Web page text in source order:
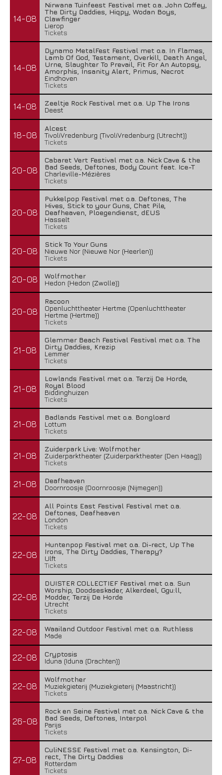
14-08
Nirwana Tuinfeest Festival met o.a. John Coffey,
The Dirty Daddies, Hiqpy, Wodan Boys,
Clawfinger
Lierop
Tickets
14-08
Dynamo MetalFest Festival met o.a. In Flames,
Lamb Of God, Testament, Overkill, Death Angel,
Urne, Slaughter To Prevail, Fit For An Autopsy,
Amorphis, Insanity Alert, Primus, Necrot
Eindhoven
Tickets
14-08
Zeeltje Rock Festival met o.a. Up The Irons
Deest
18-08
Alcest
TivoliVredenburg (TivoliVredenburg (Utrecht))
Tickets
20-08
Cabaret Vert Festival met o.a. Nick Cave & the
Bad Seeds, Deftones, Body Count feat. Ice-T
Charleville-Mézières
Tickets
20-08
Pukkelpop Festival met o.a. Deftones, The
Hives, Stick to your Guns, Chat Pile,
Deafheaven, Ploegendienst, dEUS
Hasselt
Tickets
20-08
Stick To Your Guns
Nieuwe Nor (Nieuwe Nor (Heerlen))
Tickets
20-08
Wolfmother
Hedon (Hedon (Zwolle))
20-08
Racoon
Openluchttheater Hertme (Openluchttheater
Hertme (Hertme))
Tickets
21-08
Glemmer Beach Festival Festival met o.a. The
Dirty Daddies, Krezip
Lemmer
Tickets
21-08
Lowlands Festival met o.a. Terzij De Horde,
Royal Blood
Biddinghuizen
Tickets
21-08
Badlands Festival met o.a. Bongloard
Lottum
Tickets
21-08
Zuiderpark Live: Wolfmother
Zuiderparktheater (Zuiderparktheater (Den Haag))
Tickets
21-08
Deafheaven
Doornroosje (Doornroosje (Nijmegen))
22-08
All Points East Festival Festival met o.a.
Deftones, Deafheaven
London
Tickets
22-08
Huntenpop Festival met o.a. Di-rect, Up The
Irons, The Dirty Daddies, Therapy?
Ulft
Tickets
22-08
DUISTER COLLECTIEF Festival met o.a. Sun
Worship, Doodseskader, Alkerdeel, Ggu:ll,
Modder, Terzij De Horde
Utrecht
Tickets
22-08
Waailand Outdoor Festival met o.a. Ruthless
Made
22-08
Cryptosis
Iduna (Iduna (Drachten))
22-08
Wolfmother
Muziekgieterij (Muziekgieterij (Maastricht))
Tickets
26-08
Rock en Seine Festival met o.a. Nick Cave & the
Bad Seeds, Deftones, Interpol
Parijs
Tickets
27-08
CuliNESSE Festival met o.a. Kensington, Di-
rect, The Dirty Daddies
Rotterdam
Tickets